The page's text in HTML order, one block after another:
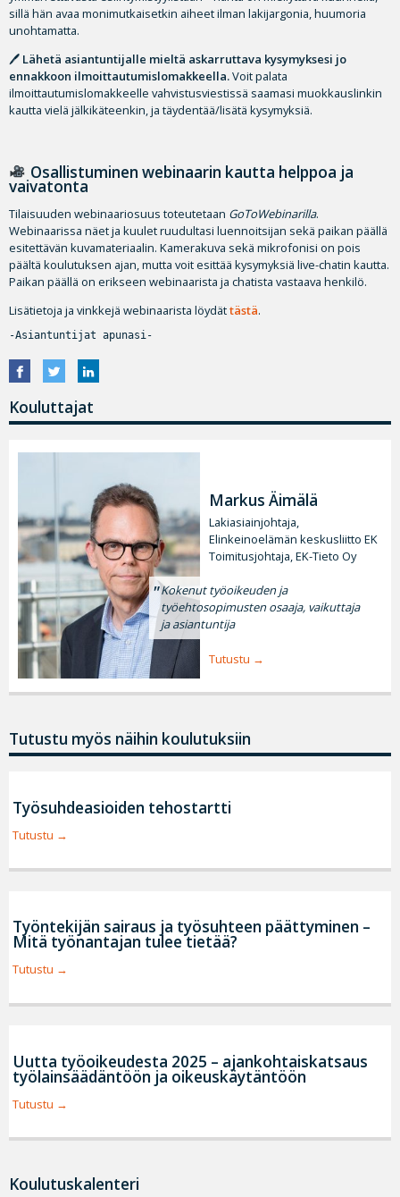
sillä hän avaa monimutkaisetkin aiheet ilman lakijargonia, huumoria
unohtamatta.
🖊 Lähetä asiantuntijalle mieltä askarruttava kysymyksesi jo
ennakkoon ilmoittautumislomakkeella.Voit palata
ilmoittautumislomakkeelle vahvistusviestissä saamasi muokkauslinkin
kautta vielä jälkikäteenkin, ja täydentää/lisätä kysymyksiä.
Osallistuminen webinaarin kautta helppoa ja
vaivatonta
Tilaisuuden webinaariosuus toteutetaan GoToWebinarilla.
Webinaarissa näet ja kuulet ruudultasi luennoitsijan sekä paikan päällä
esitettävän kuvamateriaalin. Kamerakuva sekä mikrofonisi on pois
päältä koulutuksen ajan, mutta voit esittää kysymyksiä live-chatin kautta.
Paikan päällä on erikseen webinaarista ja chatista vastaava henkilö.
Lisätietoja ja vinkkejä webinaarista löydättästä.
-Asiantuntijat apunasi-
Kouluttajat
Markus Äimälä
Lakiasiainjohtaja,
Elinkeinoelämän keskusliitto EK
Toimitusjohtaja, EK-Tieto Oy
Kokenut työoikeuden ja
työehtosopimusten osaaja, vaikuttaja
ja asiantuntija
Tutustu
Tutustu myös näihin koulutuksiin
Työsuhdeasioiden tehostartti
Tutustu
Työntekijän sairaus ja työsuhteen päättyminen –
Mitä työnantajan tulee tietää?
Tutustu
Uutta työoikeudesta 2025 – ajankohtaiskatsaus
työlainsäädäntöön ja oikeuskäytäntöön
Tutustu
Koulutuskalenteri